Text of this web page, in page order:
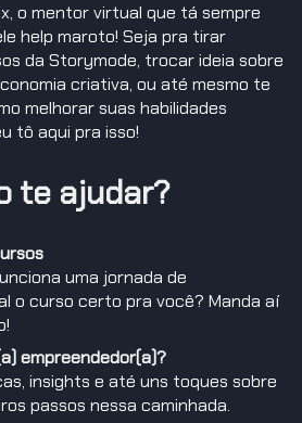
o mentor virtual que tá sempre
help maroto! Seja pra tirar
da Storymode, trocar ideia sobre
criativa, ou até mesmo te
melhorar suas habilidades
tô aqui pra isso!
te ajudar?
uma jornada de
o curso certo pra você? Manda aí
empreendedor(a)?
insights e até uns toques sobre
passos nessa caminhada.